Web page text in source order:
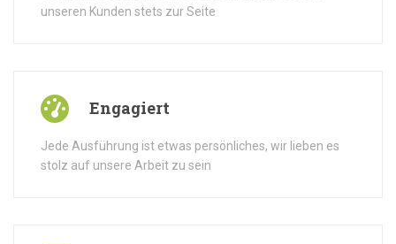
unseren Kunden stets zur Seite
Engagiert
Jede Ausführung ist etwas persönliches, wir lieben es
stolz auf unsere Arbeit zu sein